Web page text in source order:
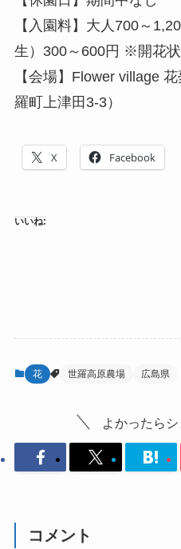
【入園料】大人700～
生）300～600円 ※開花状
【会場】Flower village
羅町上津田3-3）
X Facebook
いいね:
花 世羅高原農場 広島県
よかったら
コメント